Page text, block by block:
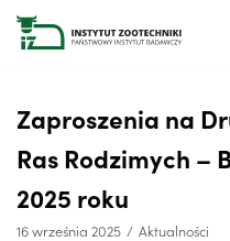
Przejdź
do
Zaproszenia na
Ras Rodzimych –
2025 roku
16 września 2025 Aktualności